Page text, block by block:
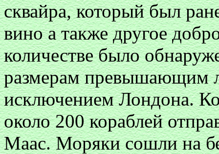
сквайра, который был
вино а также другое
количестве было
размерам превышающим
исключением Лондона.
около 200 кораблей
Маас. Моряки сошли на